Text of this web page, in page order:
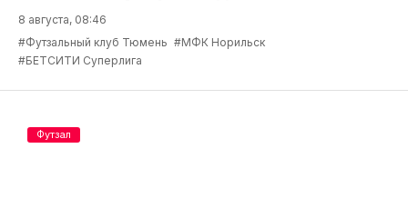
8 августа, 08:46
#Футзальный клуб Тюмень #МФК Норильск
#БЕТСИТИ Суперлига
Футзал